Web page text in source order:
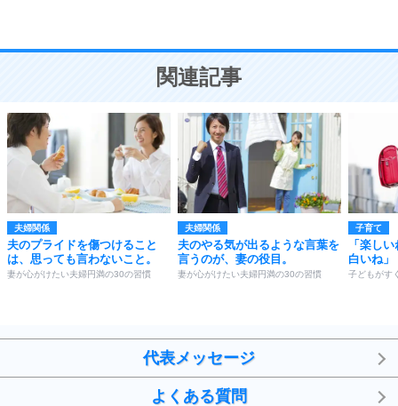
ことが大切。
関連記事
夫婦関係
夫のプライドを傷つけること
は、思っても言わないこと。
妻が心がけたい夫婦円満の30の習慣
夫婦関係
夫のやる気が出るような言葉を
言うのが、妻の役目。
妻が心がけたい夫婦円満の30の習慣
子育て
「楽し
白いね」
子どもがす
代表メッセージ
よくある質問